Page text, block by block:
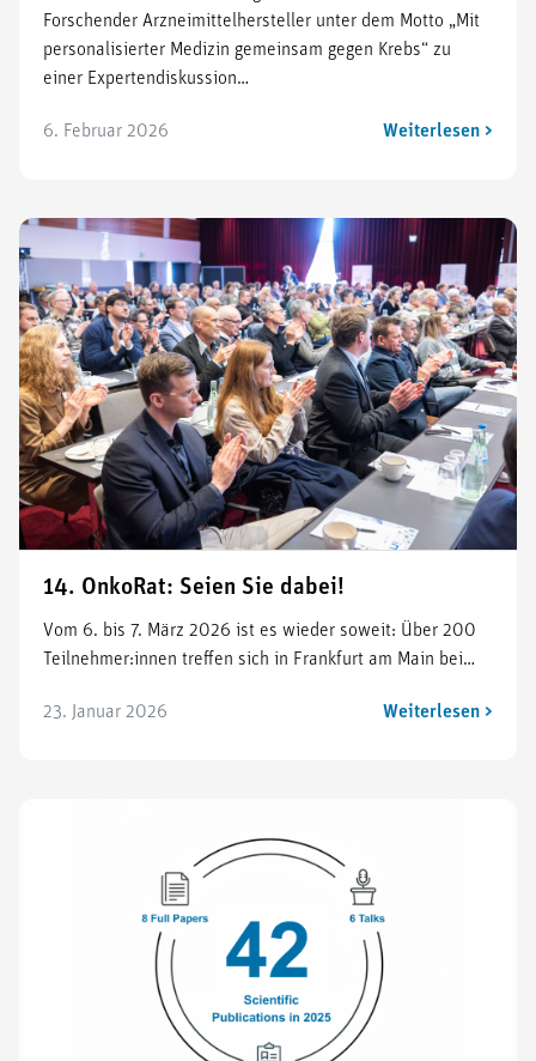
Forschender Arzneimittelhersteller unter dem Motto „Mit
personalisierter Medizin gemeinsam gegen Krebs“ zu
einer Expertendiskussion…
6. Februar 2026 Weiterlesen >
14. OnkoRat: Seien Sie dabei!
Vom 6. bis 7. März 2026 ist es wieder soweit: Über 200
Teilnehmer:innen treffen sich in Frankfurt am Main bei…
23. Januar 2026 Weiterlesen >